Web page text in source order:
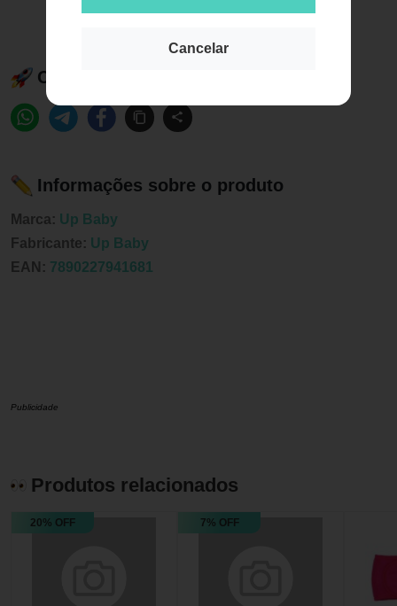
Cancelar
Compartilhe esse produto:
Informações sobre o produto
Marca: Up Baby
Fabricante: Up Baby
EAN: 7890227941681
Publicidade
Produtos relacionados
20% OFF 7% OFF